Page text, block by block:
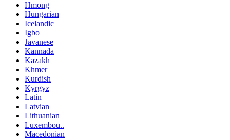
Hmong
Hungarian
Icelandic
Igbo
Javanese
Kannada
Kazakh
Khmer
Kurdish
Kyrgyz
Latin
Latvian
Lithuanian
Luxembou..
Macedonian